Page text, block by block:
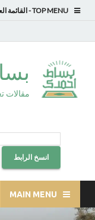
TOP MENU
مقالات
انسخ الرابط
MAIN MENU